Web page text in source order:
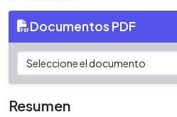
Documentos PDF
Resumen